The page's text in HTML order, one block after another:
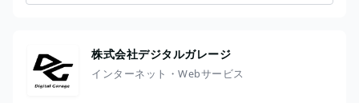
株式会社デジタルガレージ
インターネット・Webサービス